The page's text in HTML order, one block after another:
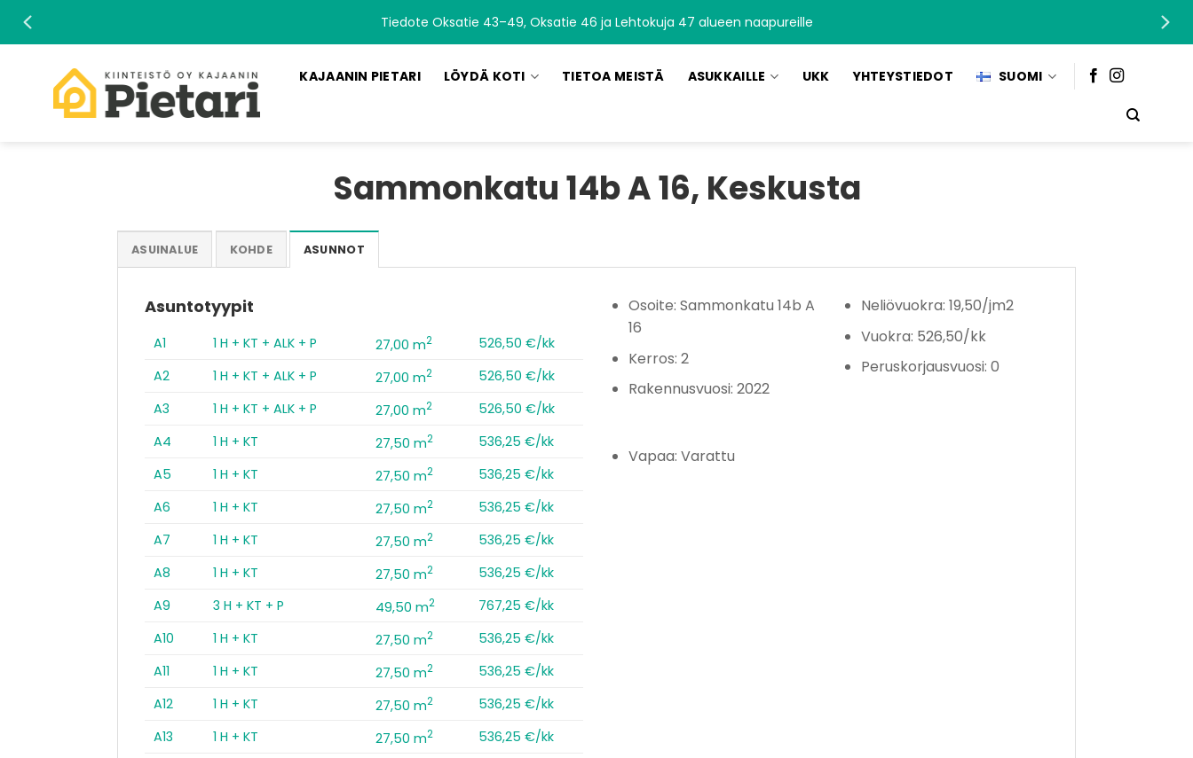
Tiedote Oksatie 43–49, Oksatie 46 ja Lehtokuja 47 alueen naapureille
KAJAANIN PIETARI LÖYDÄ KOTI TIETOA MEISTÄ ASUKKAILLE UKK YHTEYSTIEDOT SUOMI
Sammonkatu 14b A 16, Keskusta
ASUINALUE KOHDE ASUNNOT
Asuntotyypit
A1 1 H + KT + ALK + P 27,00 m2
526,50 €/kk
A2
1 H + KT + ALK + P 27,00 m2
526,50 €/kk
A3
1 H + KT + ALK + P 27,00 m2
526,50 €/kk
A4
1 H + KT 27,50 m2
536,25 €/kk
A5
1 H + KT 27,50 m2
536,25 €/kk
A6
1 H + KT 27,50 m2
536,25 €/kk
A7
1 H + KT 27,50 m2
536,25 €/kk
A8
1 H + KT 27,50 m2
536,25 €/kk
A9
3 H + KT + P 49,50 m2
767,25 €/kk
A10
1 H + KT 27,50 m2
536,25 €/kk
A11
1 H + KT 27,50 m2
536,25 €/kk
A12
1 H + KT 27,50 m2
536,25 €/kk
A13
1 H + KT 27,50 m2
536,25 €/kk
Osoite: Sammonkatu 14b A
16
Kerros: 2
Rakennusvuosi: 2022
Neliövuokra: 19,50/jm2
Vuokra: 526,50/kk
Peruskorjausvuosi: 0
Vapaa: Varattu